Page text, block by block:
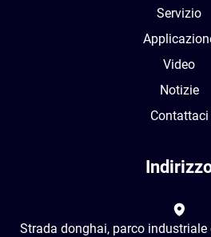
Servizio
Video
Notizie
Contattaci
Strada donghai, parco